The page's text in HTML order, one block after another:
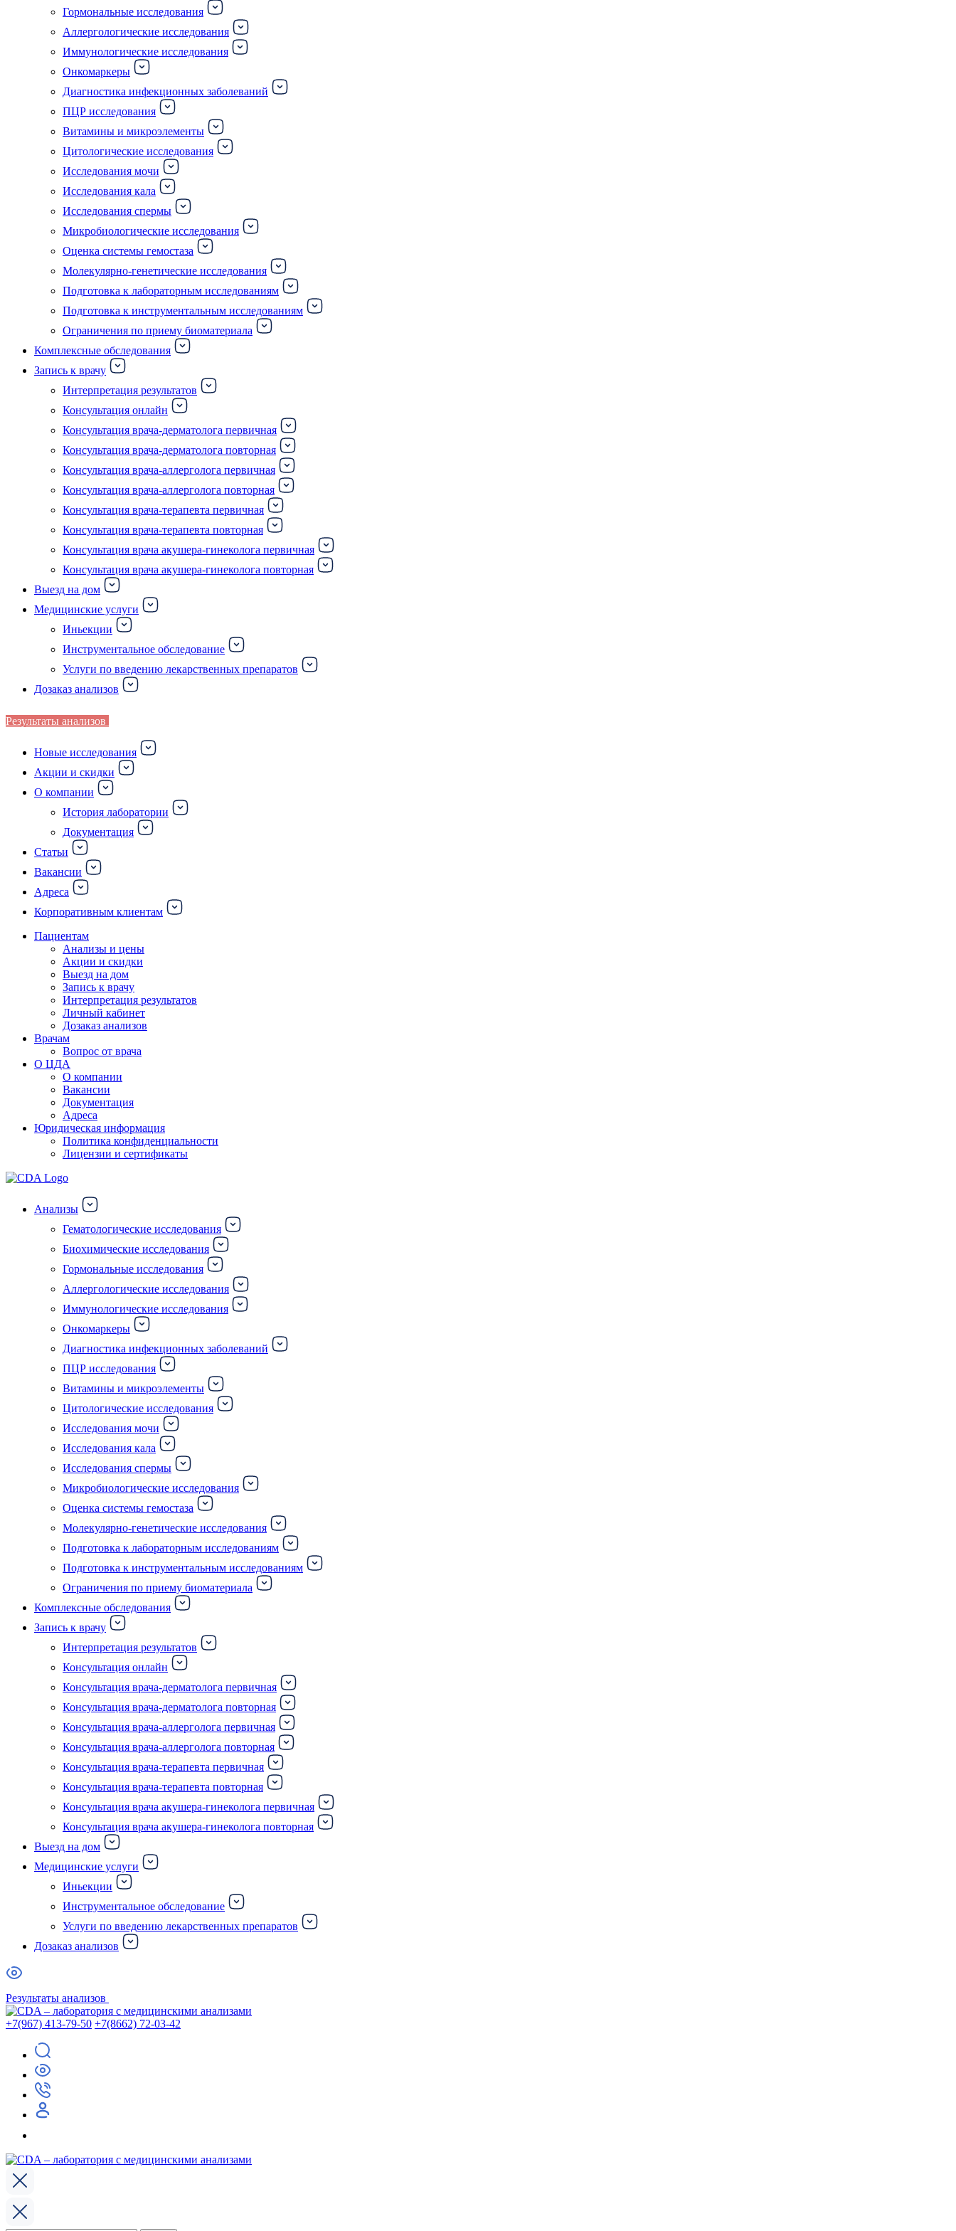
Гормональные исследования
Аллергологические исследования
Иммунологические исследования
Онкомаркеры
Диагностика инфекционных заболеваний
ПЦР исследования
Витамины и микроэлементы
Цитологические исследования
Исследования мочи
Исследования кала
Исследования спермы
Микробиологические исследования
Оценка системы гемостаза
Молекулярно-генетические исследования
Подготовка к лабораторным исследованиям
Подготовка к инструментальным исследованиям
Ограничения по приему биоматериала
Комплексные обследования
Запись к врачу
Интерпретация результатов
Консультация онлайн
Консультация врача-дерматолога первичная
Консультация врача-дерматолога повторная
Консультация врача-аллерголога первичная
Консультация врача-аллерголога повторная
Консультация врача-терапевта первичная
Консультация врача-терапевта повторная
Консультация врача акушера-гинеколога первичная
Консультация врача акушера-гинеколога повторная
Выезд на дом
Медицинские услуги
Иньекции
Инструментальное обследование
Услуги по введению лекарственных препаратов
Дозаказ анализов
Результаты анализов
Новые исследования
Акции и скидки
О компании
История лаборатории
Документация
Статьи
Вакансии
Адреса
Корпоративным клиентам
Пациентам
Анализы и цены
Акции и скидки
Выезд на дом
Запись к врачу
Интерпретация результатов
Личный кабинет
Дозаказ анализов
Врачам
Вопрос от врача
О ЦДА
О компании
Вакансии
Документация
Адреса
Юридическая информация
Политика конфиденциальности
Лицензии и сертификаты
Анализы
Гематологические исследования
Биохимические исследования
Гормональные исследования
Аллергологические исследования
Иммунологические исследования
Онкомаркеры
Диагностика инфекционных заболеваний
ПЦР исследования
Витамины и микроэлементы
Цитологические исследования
Исследования мочи
Исследования кала
Исследования спермы
Микробиологические исследования
Оценка системы гемостаза
Молекулярно-генетические исследования
Подготовка к лабораторным исследованиям
Подготовка к инструментальным исследованиям
Ограничения по приему биоматериала
Комплексные обследования
Запись к врачу
Интерпретация результатов
Консультация онлайн
Консультация врача-дерматолога первичная
Консультация врача-дерматолога повторная
Консультация врача-аллерголога первичная
Консультация врача-аллерголога повторная
Консультация врача-терапевта первичная
Консультация врача-терапевта повторная
Консультация врача акушера-гинеколога первичная
Консультация врача акушера-гинеколога повторная
Выезд на дом
Медицинские услуги
Иньекции
Инструментальное обследование
Услуги по введению лекарственных препаратов
Дозаказ анализов
Результаты анализов
+7(967) 413-79-50 +7(8662) 72-03-42